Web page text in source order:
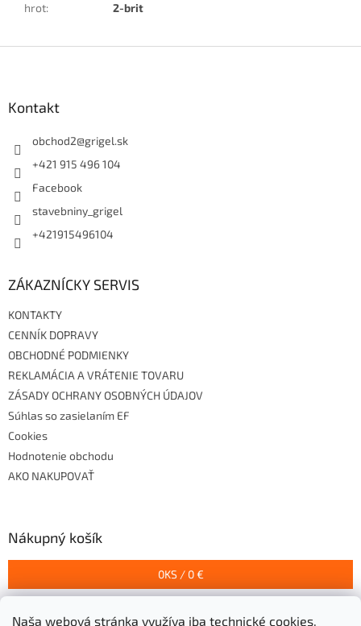
Naša webová stránka využíva iba technické cookies,
hrot: 2-brit
Kontakt
obchod2@grigel.sk
+421 915 496 104
Facebook
stavebniny_grigel
+421915496104
ZÁKAZNÍCKY SERVIS
KONTAKTY
CENNÍK DOPRAVY
OBCHODNÉ PODMIENKY
REKLAMÁCIA A VRÁTENIE TOVARU
ZÁSADY OCHRANY OSOBNÝCH ÚDAJOV
Súhlas so zasielaním EF
Cookies
Hodnotenie obchodu
AKO NAKUPOVAŤ
Nákupný košík
0KS / 0 €